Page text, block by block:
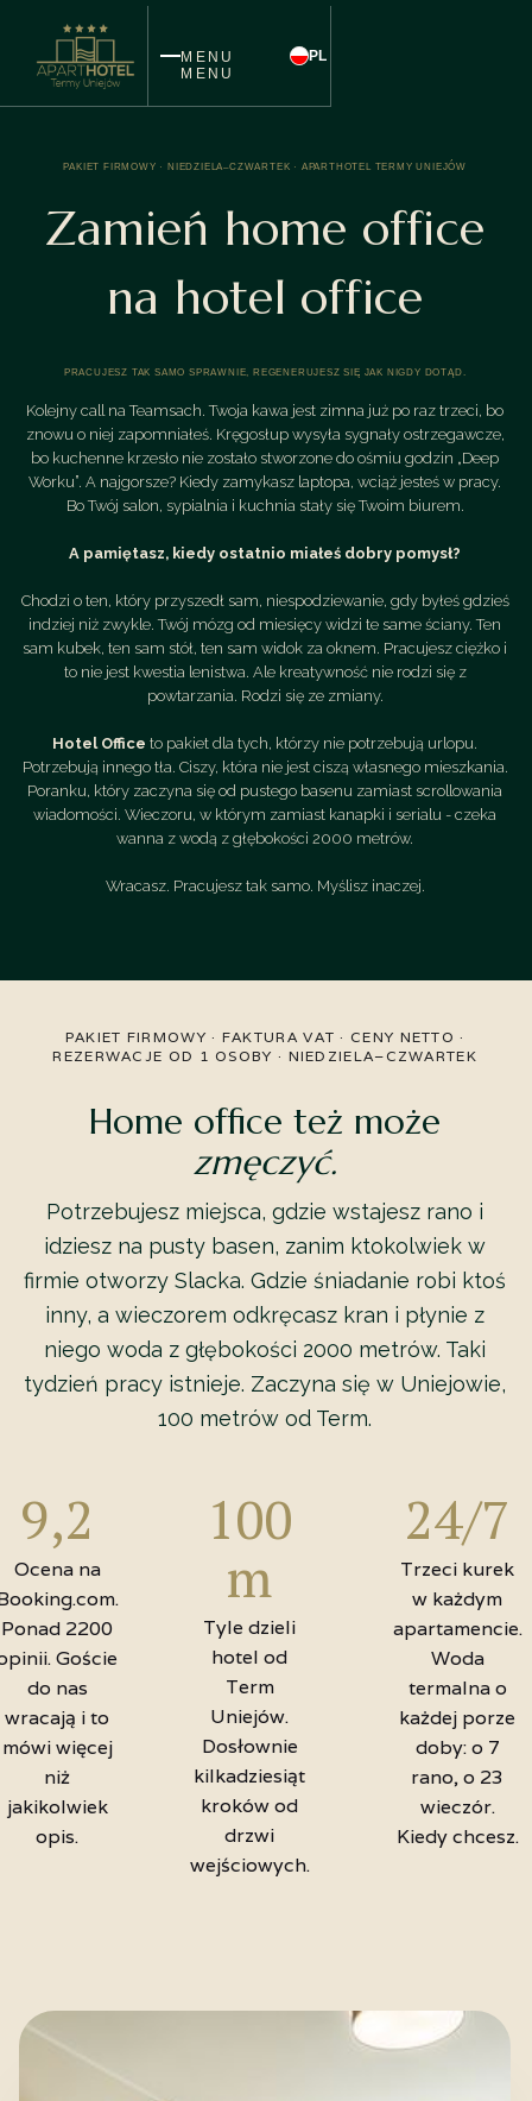
MENU
MENU
PL
PAKIET FIRMOWY · NIEDZIELA–CZWARTEK · APARTHOTEL TERMY UNIEJÓW
Zamień home office
na hotel office
PRACUJESZ TAK SAMO SPRAWNIE, REGENERUJESZ SIĘ JAK NIGDY DOTĄD.
Kolejny call na Teamsach. Twoja kawa jest zimna już po raz trzeci, bo
znowu o niej zapomniałeś. Kręgosłup wysyła sygnały ostrzegawcze,
bo kuchenne krzesło nie zostało stworzone do ośmiu godzin „Deep
Worku”. A najgorsze? Kiedy zamykasz laptopa, wciąż jesteś w pracy.
Bo Twój salon, sypialnia i kuchnia stały się Twoim biurem.
A pamiętasz, kiedy ostatnio miałeś dobry pomysł?
Chodzi o ten, który przyszedł sam, niespodziewanie, gdy byłeś gdzieś
indziej niż zwykle. Twój mózg od miesięcy widzi te same ściany. Ten
sam kubek, ten sam stół, ten sam widok za oknem. Pracujesz ciężko i
to nie jest kwestia lenistwa. Ale kreatywność nie rodzi się z
powtarzania. Rodzi się ze zmiany.
Hotel Office to pakiet dla tych, którzy nie potrzebują urlopu.
Potrzebują innego tła. Ciszy, która nie jest ciszą własnego mieszkania.
Poranku, który zaczyna się od pustego basenu zamiast scrollowania
wiadomości. Wieczoru, w którym zamiast kanapki i serialu - czeka
wanna z wodą z głębokości 2000 metrów.
Wracasz. Pracujesz tak samo. Myślisz inaczej.
PAKIET FIRMOWY · FAKTURA VAT · CENY NETTO ·
REZERWACJE OD 1 OSOBY · NIEDZIELA–CZWARTEK
Home office też może
zmęczyć.
Potrzebujesz miejsca, gdzie wstajesz rano i
idziesz na pusty basen, zanim ktokolwiek w
firmie otworzy Slacka. Gdzie śniadanie robi ktoś
inny, a wieczorem odkręcasz kran i płynie z
niego woda z głębokości 2000 metrów. Taki
tydzień pracy istnieje. Zaczyna się w Uniejowie,
100 metrów od Term.
9,2
Ocena na
Ponad 2200
Goście
do nas
wracają i to
mówi więcej
niż
jakikolwiek
opis.
100
m
Tyle dzieli
hotel od
Term
Uniejów.
Dosłownie
kilkadziesiąt
kroków od
drzwi
wejściowych.
24/7
Trzeci kurek
w każdym
apartamencie.
Woda
termalna o
każdej porze
doby: o 7
rano, o 23
wieczór.
Kiedy chcesz.